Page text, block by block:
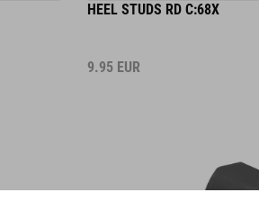
HEEL STUDS RD C:68X
9.95 EUR